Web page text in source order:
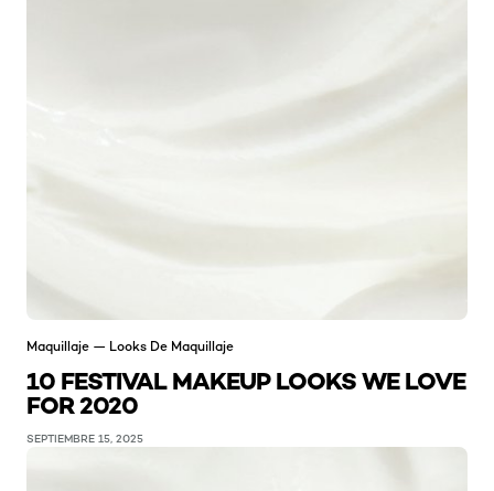
Maquillaje — Looks De Maquillaje
10 FESTIVAL MAKEUP LOOKS WE LOVE
FOR 2020
SEPTIEMBRE 15, 2025